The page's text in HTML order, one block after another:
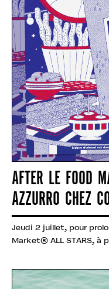
AFTER LE FOOD
AZZURRO CHEZ
Jeudi 2 juillet, pour
Market® ALL STARS, à